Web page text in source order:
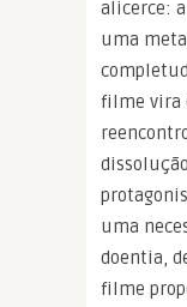
alicerce:
uma
filme vira
uma
doentia,
filme